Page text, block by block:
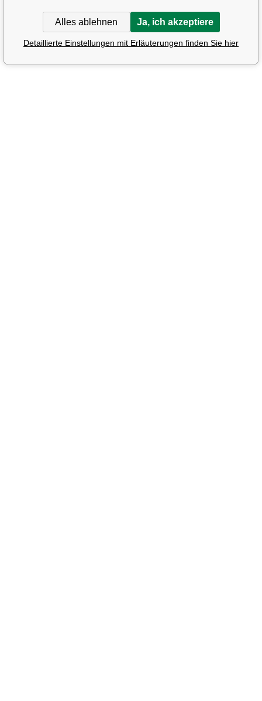
Alles ablehnen Ja, ich akzeptiere
Detaillierte Einstellungen mit Erläuterungen finden Sie hier